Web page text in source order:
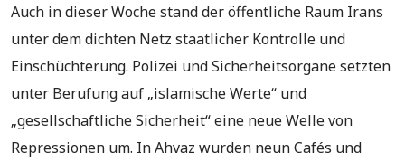
Auch in dieser Woche stand der öffentliche Raum Irans
unter dem dichten Netz staatlicher Kontrolle und
Einschüchterung. Polizei und Sicherheitsorgane setzten
unter Berufung auf „islamische Werte“ und
„gesellschaftliche Sicherheit“ eine neue Welle von
Repressionen um. In Ahvaz wurden neun Cafés und